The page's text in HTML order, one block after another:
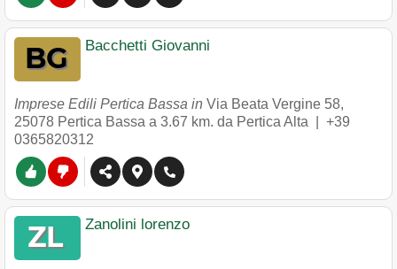
Bacchetti Giovanni
Imprese Edili Pertica Bassa in Via Beata Vergine 58,
25078 Pertica Bassa a 3.67 km. da Pertica Alta | +39
0365820312
Zanolini lorenzo